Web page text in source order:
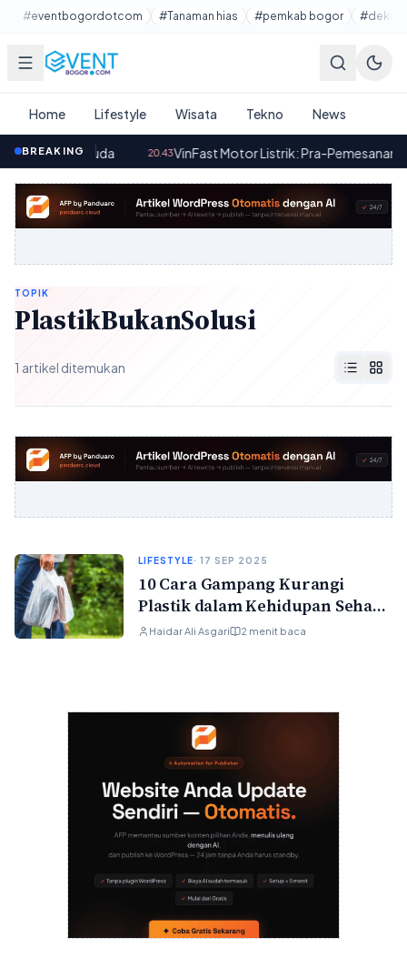
Lewati ke konten utama
#eventbogordotcom #Tanaman hias #pemkab bogor
Home Lifestyle Wisata Tekno News
BREAKING
Pemuda 20.43VinFast Motor Listrik: Pra-Pemesanan Mulai
TOPIK
PlastikBukanSolusi
1 artikel ditemukan
LIFESTYLE· 17 SEP 2025
10 Cara Gampang Kurangi
Plastik dalam Kehidupan Sehari-
hari
Haidar Ali Asgari 2 menit baca